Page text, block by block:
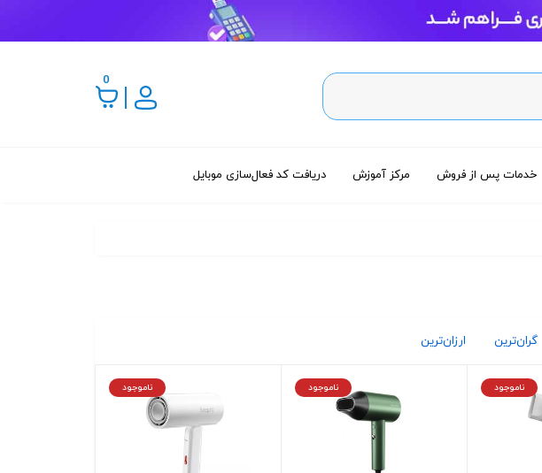
0
خدمات پس از فروش مرکز آموزش دریافت کد فعال‌سازی موبایل
گران‌ترین ارزان‌ترین
ناموجود ناموجود ناموجود